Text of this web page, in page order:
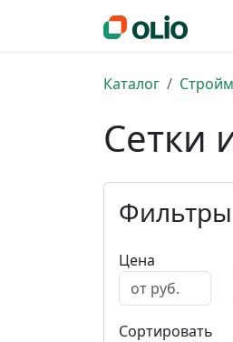
Каталог
Сетки
Фильтры
Цена
Сортировать